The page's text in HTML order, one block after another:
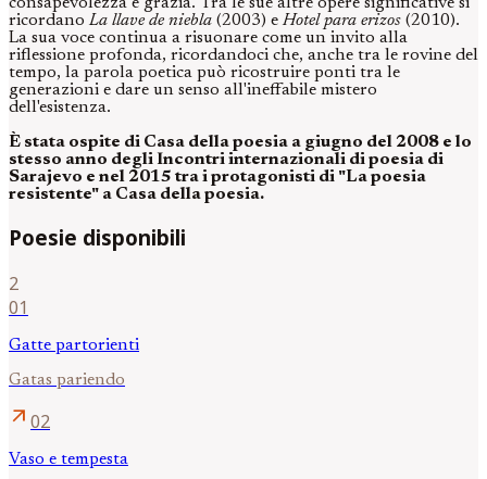
consapevolezza e grazia. Tra le sue altre opere significative si
ricordano La llave de niebla (2003) e Hotel para erizos (2010).
La sua voce continua a risuonare come un invito alla
riflessione profonda, ricordandoci che, anche tra le rovine del
tempo, la parola poetica può ricostruire ponti tra le
generazioni e dare un senso all'ineffabile mistero
dell'esistenza.
È stata ospite di Casa della poesia a giugno del 2008 e lo
stesso anno degli Incontri internazionali di poesia di
Sarajevo e nel 2015 tra i protagonisti di "La poesia
resistente" a Casa della poesia.
Poesie disponibili
2
01
Gatte partorienti
Gatas pariendo
arrow_outward 02
Vaso e tempesta